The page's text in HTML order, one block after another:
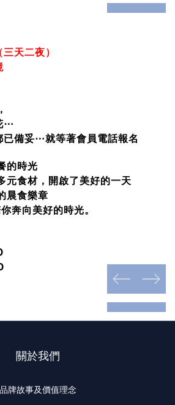
天二夜）
⋯
已備妥⋯就等著會員電話報名
的時光
元食材，開啟了美好的一天
晨食樂章
奔向美好的時光。
prev
next
prev
next
關於我們
品牌故事及價值理念